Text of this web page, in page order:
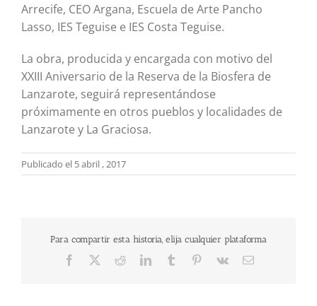
Arrecife, CEO Argana, Escuela de Arte Pancho
Lasso, IES Teguise e IES Costa Teguise.
La obra, producida y encargada con motivo del
XXIII Aniversario de la Reserva de la Biosfera de
Lanzarote, seguirá representándose
próximamente en otros pueblos y localidades de
Lanzarote y La Graciosa.
Publicado el 5 abril , 2017
Para compartir esta historia, elija cualquier plataforma
Facebook RedditLinkedInTumblr Pinterest
Vk
Correo